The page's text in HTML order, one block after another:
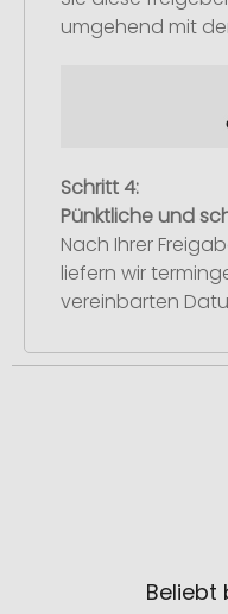
umgehend mit
Schritt 4:
Pünktliche und
Nach Ihrer
liefern wir
vereinbarten
Beliebt